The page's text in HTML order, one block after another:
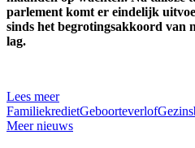
parlement komt er eindelijk
sinds het begrotingsakkoord van
lag.
Lees meer
FamiliekredietGeboorteverlof
Meer nieuws